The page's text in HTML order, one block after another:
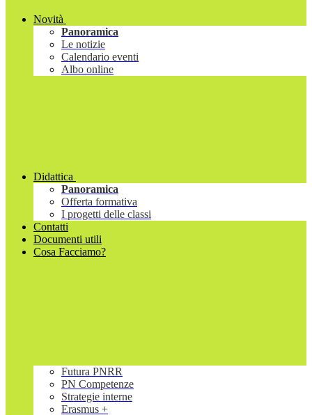
Novità
Panoramica
Le notizie
Calendario eventi
Albo online
Didattica
Panoramica
Offerta formativa
I progetti delle classi
Contatti
Documenti utili
Cosa Facciamo?
Futura PNRR
PN Competenze
Strategie interne
Erasmus +